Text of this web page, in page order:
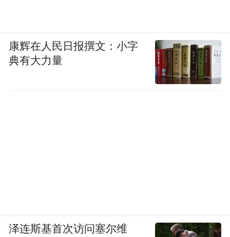
康辉在人民日报撰文：小字
典有大力量
泽连斯基首次访问塞尔维